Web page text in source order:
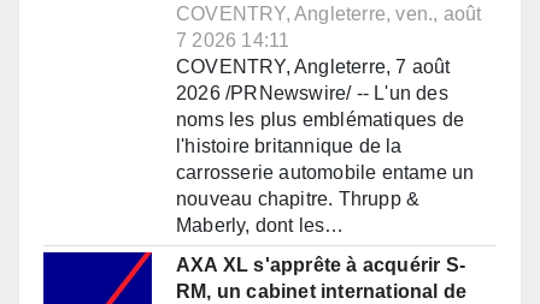
COVENTRY, Angleterre, ven., août
7 2026 14:11
COVENTRY, Angleterre, 7 août
2026 /PRNewswire/ -- L'un des
noms les plus emblématiques de
l'histoire britannique de la
carrosserie automobile entame un
nouveau chapitre. Thrupp &
Maberly, dont les…
AXA XL s'apprête à acquérir S-
RM, un cabinet international de